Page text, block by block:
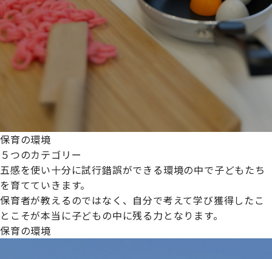
保育の環境
５つのカテゴリー
五感を使い十分に試行錯誤ができる環境の中で子どもたち
を育てていきます。
保育者が教えるのではなく、自分で考えて学び獲得したこ
とこそが本当に子どもの中に残る力となります。
保育の環境